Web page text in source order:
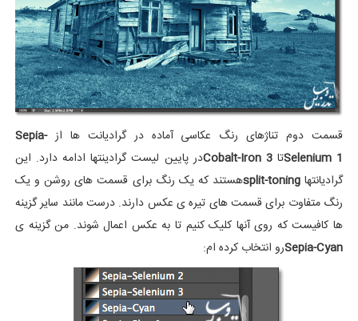
قسمت دوم تناژهای رنگ عکاسی آماده در گرادیانت ها ازSepia-
Selenium 1تاCobalt-Iron 3در پایین لیست گرادینتها ادامه دارد. این
گرادیانتهاsplit-toningهستند که یک رنگ برای قسمت های روشن و یک
رنگ متفاوت برای قسمت های تیره ی عکس دارند. درست مانند سایر گزینه
ها کافیست که روی آنها کلیک کنیم تا به عکس اعمال شوند. من گزینه ی
Sepia-Cyanرو انتخاب کرده ام: